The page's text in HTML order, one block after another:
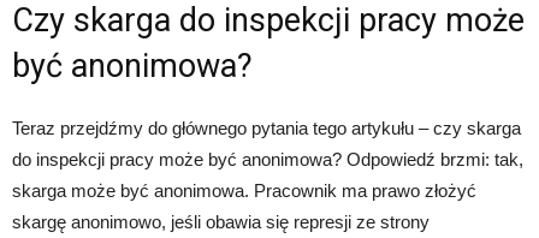
Czy skarga do inspekcji pracy może
być anonimowa?
Teraz przejdźmy do głównego pytania tego artykułu – czy skarga
do inspekcji pracy może być anonimowa? Odpowiedź brzmi: tak,
skarga może być anonimowa. Pracownik ma prawo złożyć
skargę anonimowo, jeśli obawia się represji ze strony